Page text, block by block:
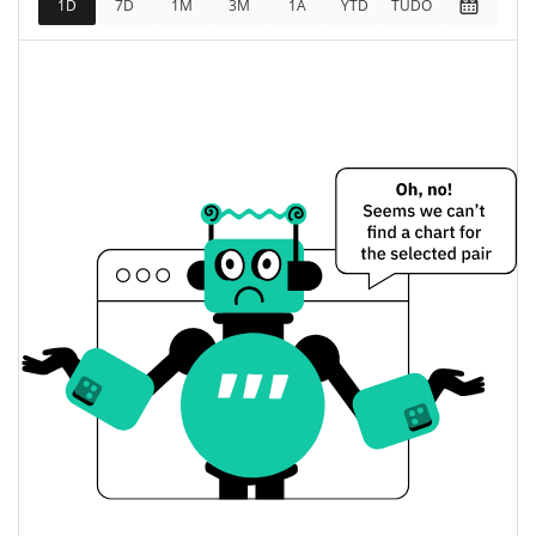
Limite de mercado
0.20%
Abertura / Fecho de
$2,360.2018 / $2,361.7943
A mudança de ontem
Volume de ontem
Histórico do preço do Wrapped stETH
7 dias Baixa / 7 dias Alta $2,275.1214 / $2,393.6134
1D 7D 1M 3M 1A YTD TUDO